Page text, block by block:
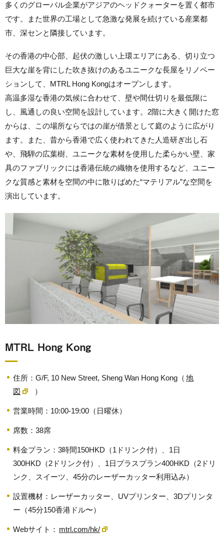
多くのグローバル企業がアジアのヘッドクォーターを置く都市
です。また世界の工場として急激な発展を続けている産業都
市、深センと隣接しています。
その香港の中心部、起伏の激しい上環エリアにある、切り立つ
巨大な崖を背にした吹き抜けのあるユニークな長屋をリノベー
ションして、MTRL Hong Kongはオープンします。
高温多湿な香港の気候に合わせて、壁や間仕切りを最低限に
し、風通しの良い空間を設計しています。2階に大きく開けた窓
からは、この場所ならではの崖が借景として庭のように広がり
ます。また、昔から香港で広く使われてきた人造研ぎ出し石
や、飛騨の広葉樹、ユニークな素材を使用した柔らかい壁、家
具のファブリックには香港伝統の織物を使用するなど、ユニー
クな質感と素材を空間の中に散りばめた“マテリアル”な空間を
演出しています。
MTRL Hong Kong
住所：G/F, 10 New Street, Sheng Wan Hong Kong（ 地
図
）
営業時間：10:00-19:00（日曜休）
席数：38席
料金プラン：3時間150HKD（1ドリンク付）、1日
300HKD（2ドリンク付）、1日プラスプラン400HKD（2ドリ
ンク、スイーツ、45分のレーザーカッター利用込み）
設置機材：レーザーカッター、UVプリンター、3Dプリンタ
ー（45分150香港ドル〜）
Webサイト： mtrl.com/hk/